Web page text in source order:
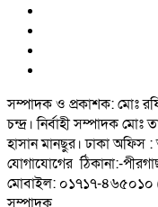
সম্পাদক ও প্রকাশক: মোঃ
চন্দ্র। নির্বাহী সম্পাদক
হাসান মানছুর। ঢাকা
যোগাযোগের ঠিকানা:-
মোবাইল: ০১৭১৭-৪৬৫০১০ (